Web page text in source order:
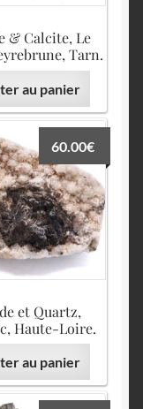
& Calcite, Le
Tarn.
au panier
et Quartz,
Haute-Loire.
60.00€
au panier